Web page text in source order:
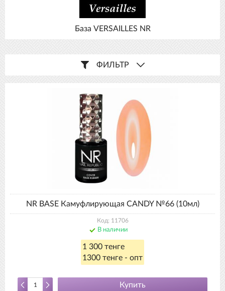
База VERSAILLES NR
ФИЛЬТР
NR BASE Камуфлирующая CANDY №66 (10мл)
Код: 11706
В наличии
1 300 тенге
1300 тенге - опт
Купить